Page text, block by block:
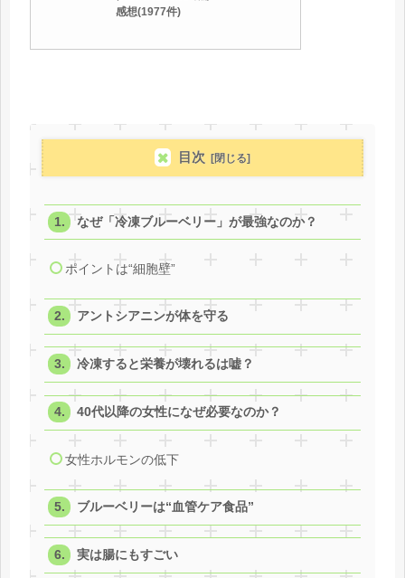
感想(1977件)
目次
なぜ「冷凍ブルーベリー」が最強なのか？
ポイントは“細胞壁”
アントシアニンが体を守る
冷凍すると栄養が壊れるは嘘？
40代以降の女性になぜ必要なのか？
女性ホルモンの低下
ブルーベリーは“血管ケア食品”
実は腸にもすごい